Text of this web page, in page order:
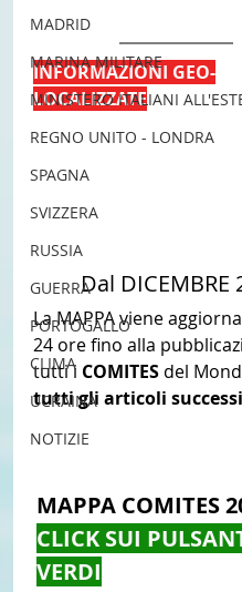
MADRID
MARINA MILITARE
MINISTERO ITALIANI
REGNO UNITO - LONDRA
SPAGNA
SVIZZERA
RUSSIA
GUERRA
PORTOGALLO
CLIMA
UCRAINA
NOTIZIE
INFORMAZIONI GEO-
LOCALIZZATE
Dal DICEMBRE
La MAPPA viene
24 ore fino alla
tutti i COMITES del
tutti gli articoli
MAPPA COMITES
CLICK SUI
VERDI